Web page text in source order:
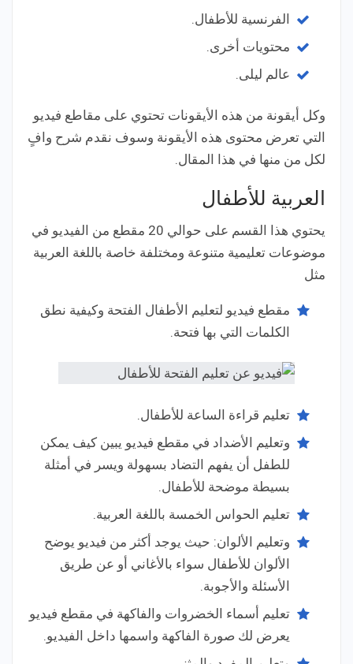
الفرنسية للأطفال.
محتويات أخرى.
عالم ليلى.
وكل أيقونة من هذه الأيقونات تحتوي على مقاطع فيديو
التي تعرض محتوى هذه الأيقونة وسوف نقدم شرح وافٍ
لكل من منها في هذا المقال.
العربية للأطفال
يحتوي هذا القسم على حوالي 20 مقطع من الفيديو في
موضوعات تعليمية متنوعة ومختلفة خاصة باللغة العربية
مثل
مقطع فيديو لتعليم الأطفال الفتحة وكيفية نطق
الكلمات التي بها فتحة.
تعليم قراءة الساعة للأطفال.
وتعليم الأضداد في مقطع فيديو يبين كيف يمكن
للطفل أن يفهم التضاد بسهولة ويسر في أمثلة
بسيطة موضحة للأطفال.
تعليم الحواس الخمسة باللغة العربية.
وتعليم الألوان: حيث يوجد أكثر من فيديو يوضح
الألوان للأطفال سواء بالأغاني أو عن طريق
الأسئلة والأجوبة.
تعليم أسماء الخضروات والفاكهة في مقطع فيديو
يعرض لك صورة الفاكهة واسمها داخل الفيديو.